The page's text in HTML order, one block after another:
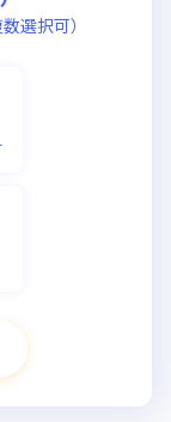
選択可）